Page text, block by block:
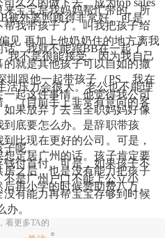
久久的做下去。成为top sales
宝宝是我妈妈帮忙带的。所
被外婆照顾得非常好。可是，
我带孩子了。叫我把孩子给
。我就不能跟BB在一起了。
我不是很能接受。因为我自己
就是其他孩子可以自如的撒
活压力会很大。老公也不能理
起这件事情。他觉得我公司
（目前手上非常有意向的客
果放弃了去当全职妈妈好像
子呢。
付首付。可是，如果孩子不
之后，也是没有能力把孩子
是广州户口不能上公立小
再小学的时候赞助费八万。
有能力再帮宝宝存够到时候
办。
看更多TA的